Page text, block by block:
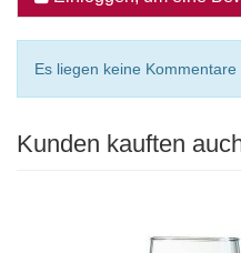
Es liegen keine Kommentare
Kunden kauften